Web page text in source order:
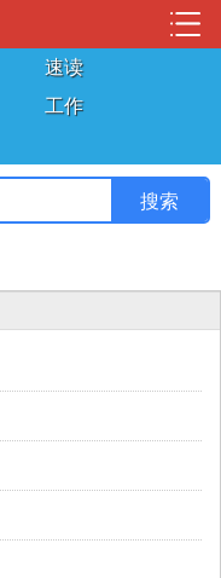
速读
工作